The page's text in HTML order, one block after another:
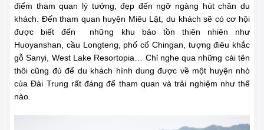
điểm tham quan lý tưởng, đẹp đến ngỡ ngàng hút chân du
khách. Đến tham quan huyện Miêu Lật, du khách sẽ có cơ hội
được biết đến những khu bảo tồn thiên nhiên như
Huoyanshan, cầu Longteng, phố cổ Chingan, tượng điêu khắc
gỗ Sanyi, West Lake Resortopia… Chỉ nghe qua những cái tên
thôi cũng đủ để du khách hình dung được về một huyện nhỏ
của Đài Trung rất đáng để tham quan và trải nghiệm như thế
nào.